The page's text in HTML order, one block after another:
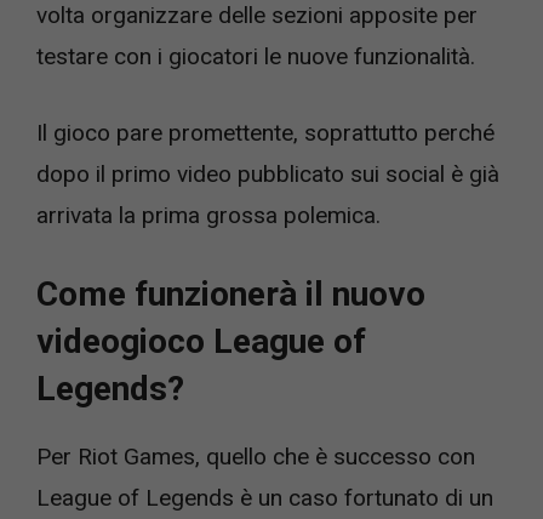
volta organizzare delle sezioni apposite per
testare con i giocatori le nuove funzionalità.
Il gioco pare promettente, soprattutto perché
dopo il primo video pubblicato sui social è già
arrivata la prima grossa polemica.
Come funzionerà il nuovo
videogioco League of
Legends?
Per Riot Games, quello che è successo con
League of Legends è un caso fortunato di un